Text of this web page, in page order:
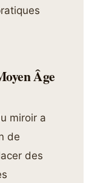
Âge
miroir a
de
des